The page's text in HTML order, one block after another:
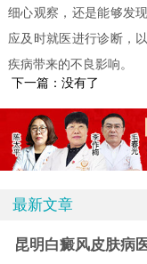
细心观察，还是能够发
应及时就医进行诊断，
疾病带来的不良影响。
下一篇：没有了
最新文章
昆明白癜风皮肤病